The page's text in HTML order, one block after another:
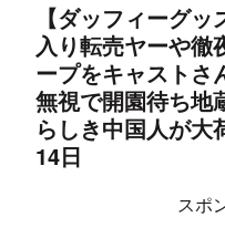
【ダッフィーグ
入り転売ヤーや徹
ープをキャストさ
無視で開園待ち地
らしき中国人が大
14日
スポ